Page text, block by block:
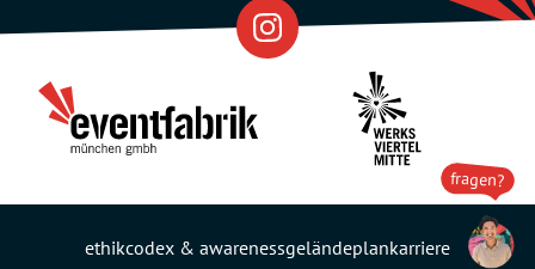
fragen?
Partner
ethikcodex & awarenessgeländeplankarriere